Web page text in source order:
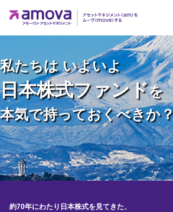
アモーヴァ・アセット
アセットマネジメント
ムーヴ(move)する。
ました。
私たちは いよいよ
日本株式ファンドを
本気で持っておくべきか
約70年にわたり日本株式を見てきた、
Crypto Lab.は、暗号資産（クリプト）やブロック